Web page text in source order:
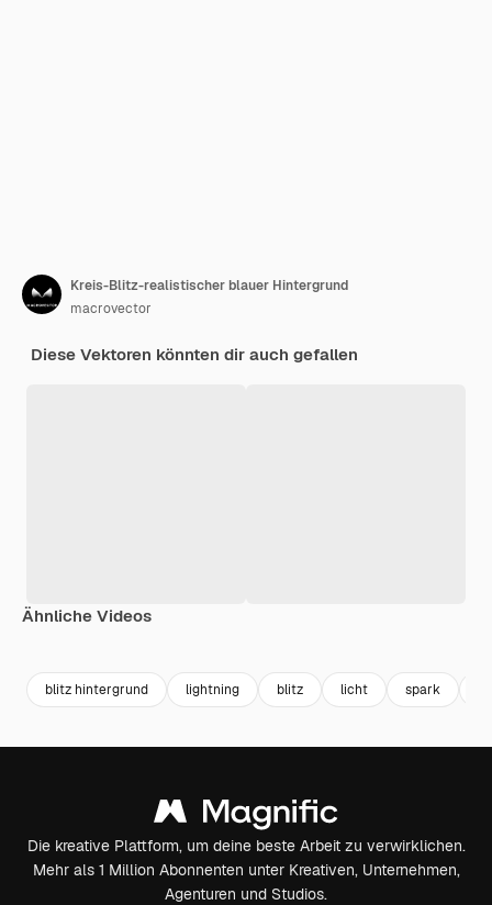
Kreis-Blitz-realistischer blauer Hintergrund
macrovector
Diese Vektoren könnten dir auch gefallen
Ähnliche Videos
blitz hintergrund lightning blitz licht spark
Die kreative Plattform, um deine beste Arbeit zu verwirklichen.
Mehr als 1 Million Abonnenten unter Kreativen, Unternehmen,
Agenturen und Studios.